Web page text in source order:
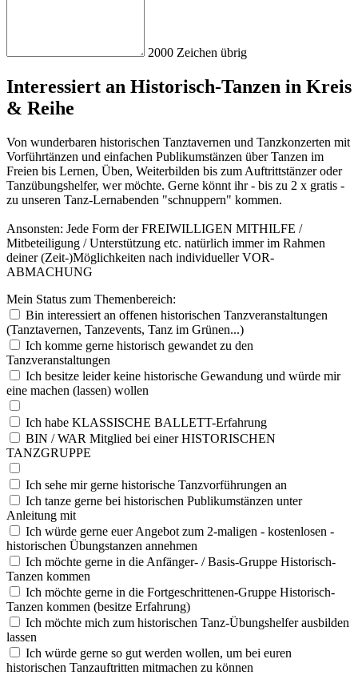
2000 Zeichen übrig
Interessiert an Historisch-Tanzen in Kreis
& Reihe
Von wunderbaren historischen Tanztavernen und Tanzkonzerten mit
Vorführtänzen und einfachen Publikumstänzen über Tanzen im
Freien bis Lernen, Üben, Weiterbilden bis zum Auftrittstänzer oder
Tanzübungshelfer, wer möchte. Gerne könnt ihr - bis zu 2 x gratis -
zu unseren Tanz-Lernabenden "schnuppern" kommen.
Ansonsten: Jede Form der FREIWILLIGEN MITHILFE /
Mitbeteiligung / Unterstützung etc. natürlich immer im Rahmen
deiner (Zeit-)Möglichkeiten nach individueller VOR-
ABMACHUNG
Mein Status zum Themenbereich:
Bin interessiert an offenen historischen Tanzveranstaltungen
(Tanztavernen, Tanzevents, Tanz im Grünen...)
Ich komme gerne historisch gewandet zu den
Tanzveranstaltungen
Ich besitze leider keine historische Gewandung und würde mir
eine machen (lassen) wollen
Ich habe KLASSISCHE BALLETT-Erfahrung
BIN / WAR Mitglied bei einer HISTORISCHEN
TANZGRUPPE
Ich sehe mir gerne historische Tanzvorführungen an
Ich tanze gerne bei historischen Publikumstänzen unter
Anleitung mit
Ich würde gerne euer Angebot zum 2-maligen - kostenlosen -
historischen Übungstanzen annehmen
Ich möchte gerne in die Anfänger- / Basis-Gruppe Historisch-
Tanzen kommen
Ich möchte gerne in die Fortgeschrittenen-Gruppe Historisch-
Tanzen kommen (besitze Erfahrung)
Ich möchte mich zum historischen Tanz-Übungshelfer ausbilden
lassen
Ich würde gerne so gut werden wollen, um bei euren
historischen Tanzauftritten mitmachen zu können